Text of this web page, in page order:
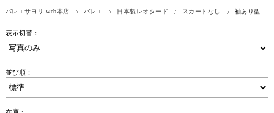
バレエサヨリ web本店 バレエ 日本製レオタード スカートなし 袖あり型
表示切替：
並び順：